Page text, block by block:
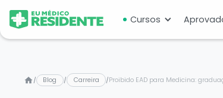
Cursos
/ Blog / Carreira /Proibido EAD para Medicina: